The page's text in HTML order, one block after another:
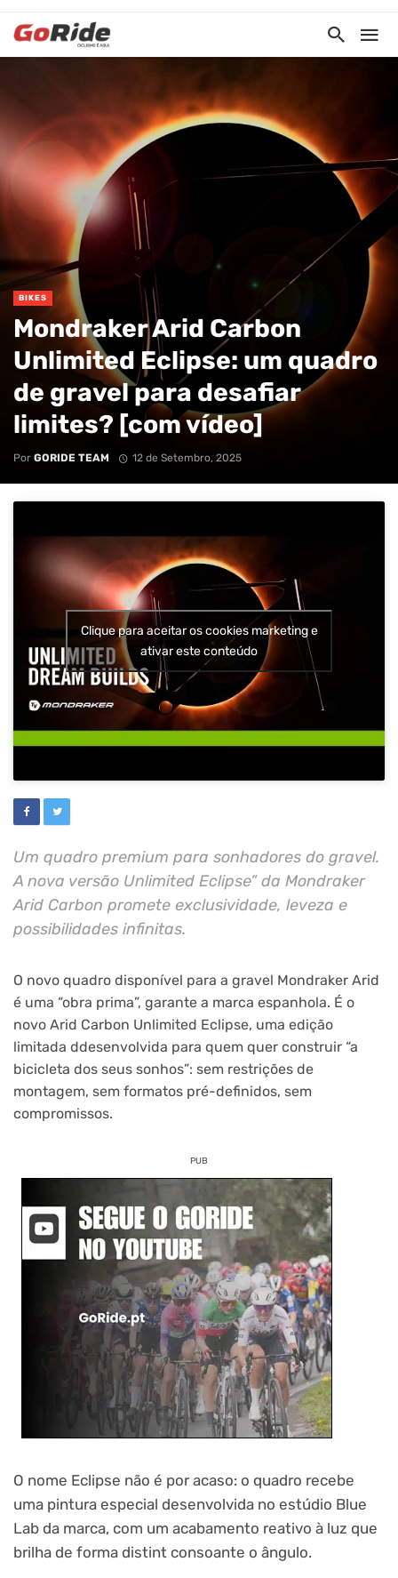
BIKES
Mondraker Arid Carbon
Unlimited Eclipse: um quadro
de gravel para desafiar
limites? [com vídeo]
Por GORIDE TEAM 12 de Setembro, 2025
Clique para aceitar os cookies marketing e
ativar este conteúdo
Um quadro premium para sonhadores do gravel.
A nova versão Unlimited Eclipse” da Mondraker
Arid Carbon promete exclusividade, leveza e
possibilidades infinitas.
O novo quadro disponível para a gravel Mondraker Arid
é uma “obra prima”, garante a marca espanhola. É o
novo Arid Carbon Unlimited Eclipse, uma edição
limitada ddesenvolvida para quem quer construir “a
bicicleta dos seus sonhos”: sem restrições de
montagem, sem formatos pré-definidos, sem
compromissos.
PUB
O nome Eclipse não é por acaso: o quadro recebe
uma pintura especial desenvolvida no estúdio Blue
Lab da marca, com um acabamento reativo à luz que
brilha de forma distint consoante o ângulo.